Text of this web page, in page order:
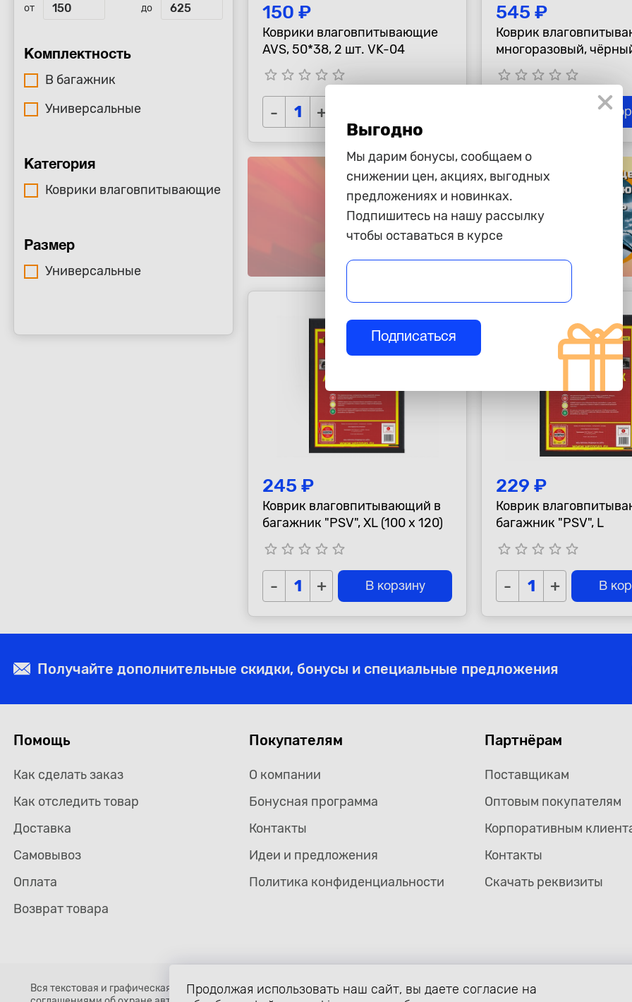
от до
Комплектность
В багажник
Универсальные
Категория
Коврики влаговпитывающие
Размер
Универсальные
150 ₽
Коврики влаговпитывающие
AVS, 50*38, 2 шт. VK-04
star_border star_border star_border star_border star_border
- +
545 ₽
Коврик
многоразовый,
star_border star_border star_border star_border star_border
В
245 ₽
Коврик влаговпитывающий в
багажник "PSV", XL (100 х 120)
star_border star_border star_border star_border star_border
- + В корзину
229 ₽
Коврик
багажник "PSV", L
star_border star_border star_border star_border star_border
- + В
Получайте дополнительные скидки, бонусы и специальные предложения
Помощь
Как сделать заказ
Как отследить товар
Доставка
Самовывоз
Оплата
Возврат товара
Покупателям
О компании
Бонусная программа
Контакты
Идеи и предложения
Политика конфиденциальности
Партнёрам
Поставщикам
Оптовым покупателям
Корпоративным
Контакты
Скачать реквизиты
Вся текстовая и графическая информация, структура и оформление страницы avtozaryad.ru защищены российскими и
Продолжая использовать наш сайт, вы даете согласие на
Выгодно
Мы дарим бонусы, сообщаем о
снижении цен, акциях, выгодных
предложениях и новинках.
Подпишитесь на нашу рассылку
чтобы оставаться в курсе
Подписаться